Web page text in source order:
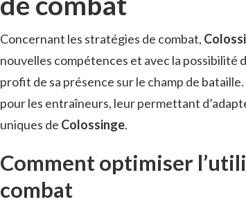
Concernant les stratégies de combat,
nouvelles compétences et avec la possibilité
profit de sa présence sur le champ de
pour les entraîneurs, leur permettant
uniques de Colossinge.
Comment optimiser
combat